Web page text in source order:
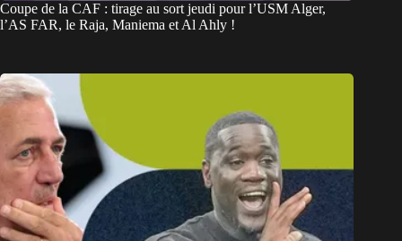
Coupe de la CAF : tirage au sort jeudi pour l’USM Alger,
l’AS FAR, le Raja, Maniema et Al Ahly !